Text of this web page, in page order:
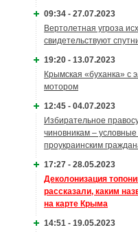
09:34 - 27.07.2023
Вертолетная угроза
свидетельствуют
19:20 - 13.07.2023
Крымская «буханка» с
мотором
12:45 - 04.07.2023
Избирательное
чиновникам – условные
проукраинским
17:27 - 28.05.2023
Деколонизация
рассказали, каким
на карте Крыма
14:51 - 19.05.2023